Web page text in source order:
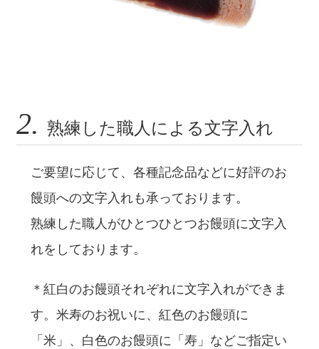
2. 熟練した職人による文字入れ
ご要望に応じて、各種記念品などに好評のお
饅頭への文字入れも承っております。
熟練した職人がひとつひとつお饅頭に文字入
れをしております。
＊紅白のお饅頭それぞれに文字入れができま
す。米寿のお祝いに、紅色のお饅頭に
「米」、白色のお饅頭に「寿」などご指定い